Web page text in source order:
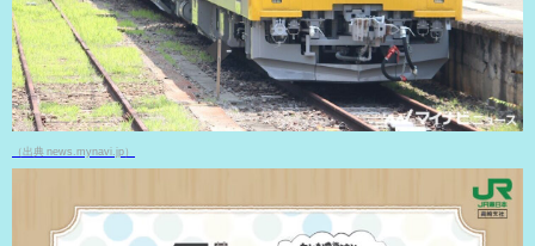
（出典 news.mynavi.jp）